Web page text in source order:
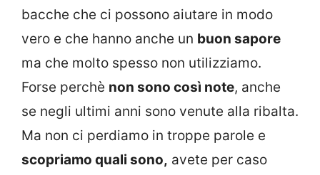
bacche che ci possono aiutare in modo
vero e che hanno anche un buon sapore
ma che molto spesso non utilizziamo.
Forse perchè non sono così note, anche
se negli ultimi anni sono venute alla ribalta.
Ma non ci perdiamo in troppe parole e
scopriamo quali sono, avete per caso